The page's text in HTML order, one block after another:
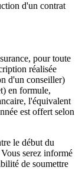
d'un contrat
pour toute
réalisée
d'un conseiller)
en formule,
l'équivalent
est offert selon
le début du
serez informé
de soumettre